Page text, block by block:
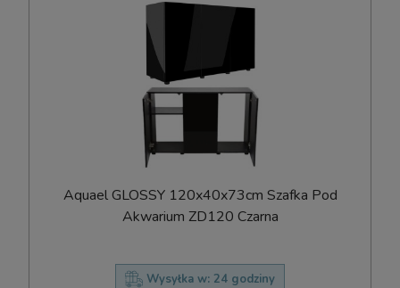
Aquael GLOSSY 120x40x73cm Szafka Pod
Akwarium ZD120 Czarna
Wysyłka w: 24 godziny